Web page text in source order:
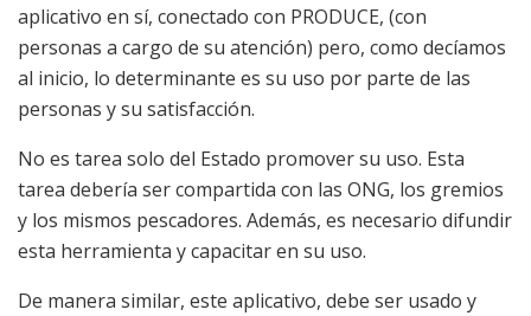
aplicativo en sí, conectado con PRODUCE, (con
personas a cargo de su atención) pero, como decíamos
al inicio, lo determinante es su uso por parte de las
personas y su satisfacción.
No es tarea solo del Estado promover su uso. Esta
tarea debería ser compartida con las ONG, los gremios
y los mismos pescadores. Además, es necesario difundir
esta herramienta y capacitar en su uso.
De manera similar, este aplicativo, debe ser usado y